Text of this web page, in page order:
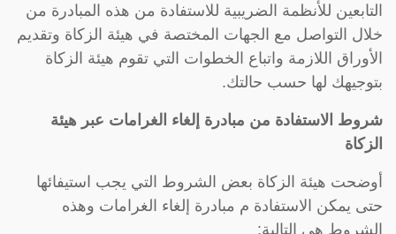
التابعين للأنظمة الضريبية للاستفادة من هذه المبادرة من
خلال التواصل مع الجهات المختصة في هيئة الزكاة وتقديم
الأوراق اللازمة واتباع الخطوات التي تقوم هيئة الزكاة
بتوجيهك لها حسب حالتك.
شروط الاستفادة من مبادرة إلغاء الغرامات عبر هيئة
الزكاة
أوضحت هيئة الزكاة بعض الشروط التي يجب استيفائها
حتى يمكن الاستفادة م مبادرة إلغاء الغرامات وهذه
الشروط هي التالية: